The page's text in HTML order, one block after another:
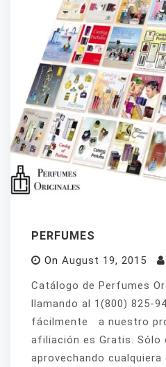
PERFUMES
On August 19, 2015
Catálogo de Perfumes
llamando al 1(800) 825-
fácilmente a nuestro
afiliación es Gratis. Sólo
aprovechando cualquiera